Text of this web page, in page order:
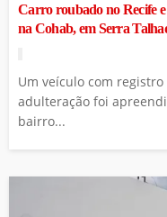
Carro roubado no Recife
na Cohab, em Serra
Um veículo com
adulteração foi
bairro...